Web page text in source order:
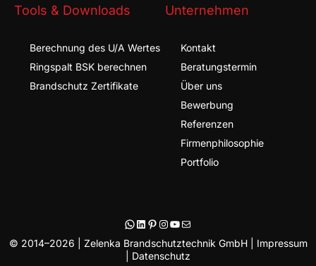
Tools & Downloads
Berechnung des U/A Wertes
Ringspalt BSK berechnen
Brandschutz Zertifikate
Unternehmen
Kontakt
Beratungstermin
Über uns
Bewerbung
Referenzen
Firmenphilosophie
Portfolio
WhatsApp
LinkedIn
Pinterest
Instagram
YouTube
E-Mail
© 2014–2026 | Zelenka Brandschutztechnik GmbH | Impressum
Datenschutz